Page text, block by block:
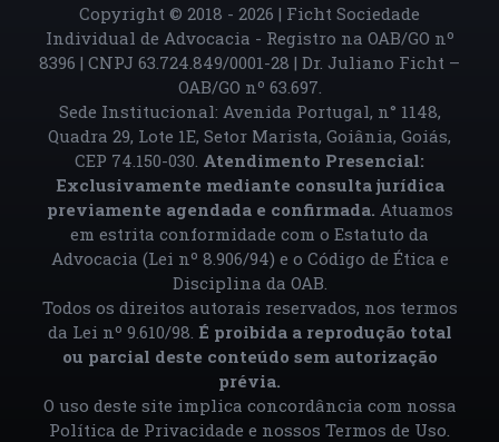
Copyright © 2018 - 2026 | Ficht Sociedade
Individual de Advocacia - Registro na OAB/GO nº
8396 | CNPJ 63.724.849/0001-28 | Dr. Juliano Ficht –
OAB/GO nº 63.697.
Sede Institucional: Avenida Portugal, n° 1148,
Quadra 29, Lote 1E, Setor Marista, Goiânia, Goiás,
CEP 74.150-030. Atendimento Presencial:
Exclusivamente mediante consulta jurídica
previamente agendada e confirmada. Atuamos
em estrita conformidade com o Estatuto da
Advocacia (Lei nº 8.906/94) e o Código de Ética e
Disciplina da OAB.
Todos os direitos autorais reservados, nos termos
da Lei nº 9.610/98. É proibida a reprodução total
ou parcial deste conteúdo sem autorização
prévia.
O uso deste site implica concordância com nossa
Política de Privacidade e nossos Termos de Uso